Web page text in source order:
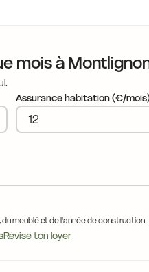
mois à
Assurance habitation (€/
meublé et de l'année de construction.
Révise ton loyer